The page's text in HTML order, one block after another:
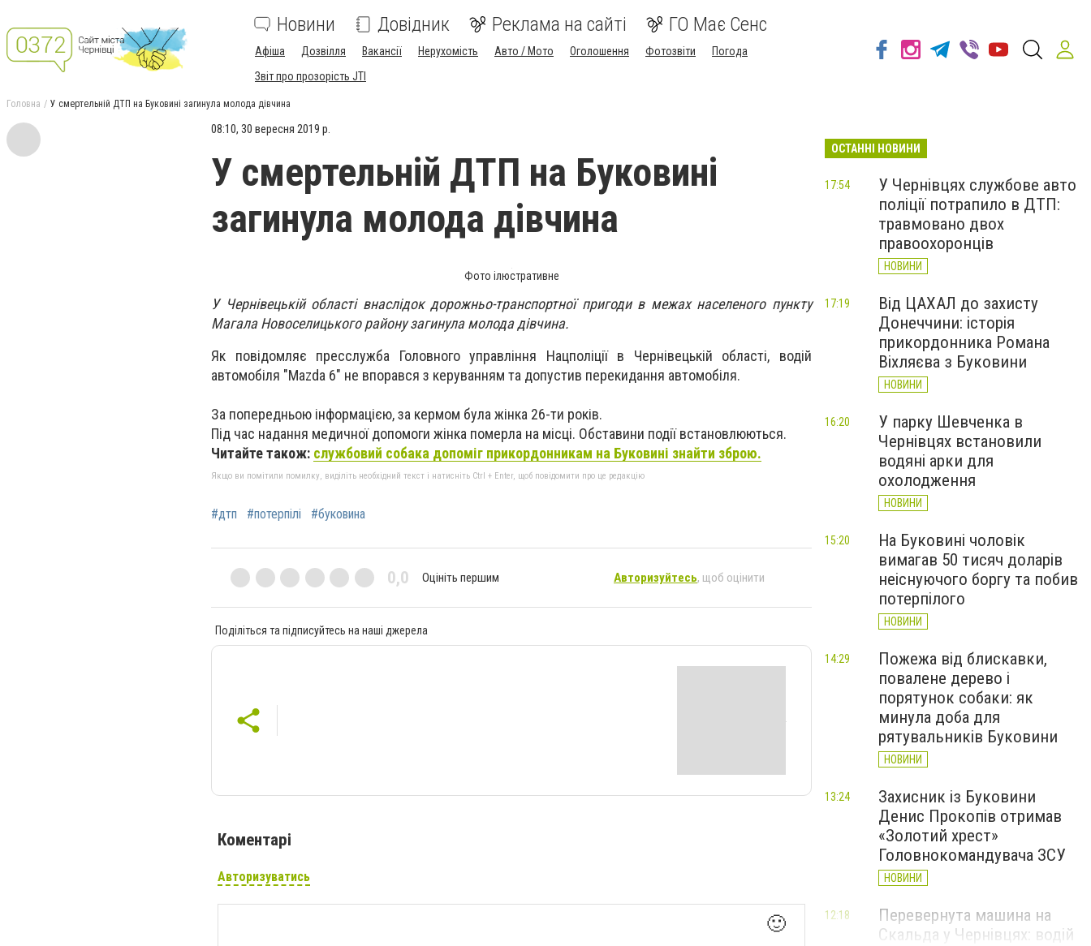
Новини Довідник Реклама на сайті ГО Має Сенс
Афіша Дозвілля Вакансії Нерухомість Авто / Мото Оголошення Фотозвіти
Погода
Звіт про прозорість JTI
Головна У смертельній ДТП на Буковині загинула молода дівчина
08:10, 30 вересня 2019 р.
У смертельній ДТП на Буковині
загинула молода дівчина
Фото ілюстративне
У Чернівецькій області внаслідок дорожньо-транспортної пригоди в межах населеного пункту
Магала Новоселицького району загинула молода дівчина.
Як повідомляє пресслужба Головного управління Нацполіції в Чернівецькій області, водій
автомобіля "Mazda 6" не впорався з керуванням та допустив перекидання автомобіля.
За попередньою інформацією, за кермом була жінка 26-ти років.
Під час надання медичної допомоги жінка померла на місці. Обставини події встановлюються.
Читайте також: службовий собака допоміг прикордонникам на Буковині знайти зброю.
Якщо ви помітили помилку, виділіть необхідний текст і натисніть Ctrl + Enter, щоб повідомити про це редакцію
#дтп #потерпілі #буковина
0,0 Оцініть першим Авторизуйтесь, щоб оцінити
Поділіться та підписуйтесь на наші джерела
Коментарі
Авторизуватись
🙂
ОСТАННІ НОВИНИ
У Чернівцях службове авто
поліції потрапило в ДТП:
травмовано двох
правоохоронців
НОВИНИ
17:54
Від ЦАХАЛ до захисту
Донеччини: історія
прикордонника Романа
Віхляєва з Буковини
НОВИНИ
17:19
У парку Шевченка в
Чернівцях встановили
водяні арки для
охолодження
НОВИНИ
16:20
На Буковині чоловік
вимагав 50 тисяч доларів
неіснуючого боргу та побив
потерпілого
НОВИНИ
15:20
Пожежа від блискавки,
повалене дерево і
порятунок собаки: як
минула доба для
рятувальників Буковини
НОВИНИ
14:29
Захисник із Буковини
Денис Прокопів отримав
«Золотий хрест»
Головнокомандувача ЗСУ
НОВИНИ
13:24
Перевернута машина на
Скальда у Чернівцях: водій
12:18